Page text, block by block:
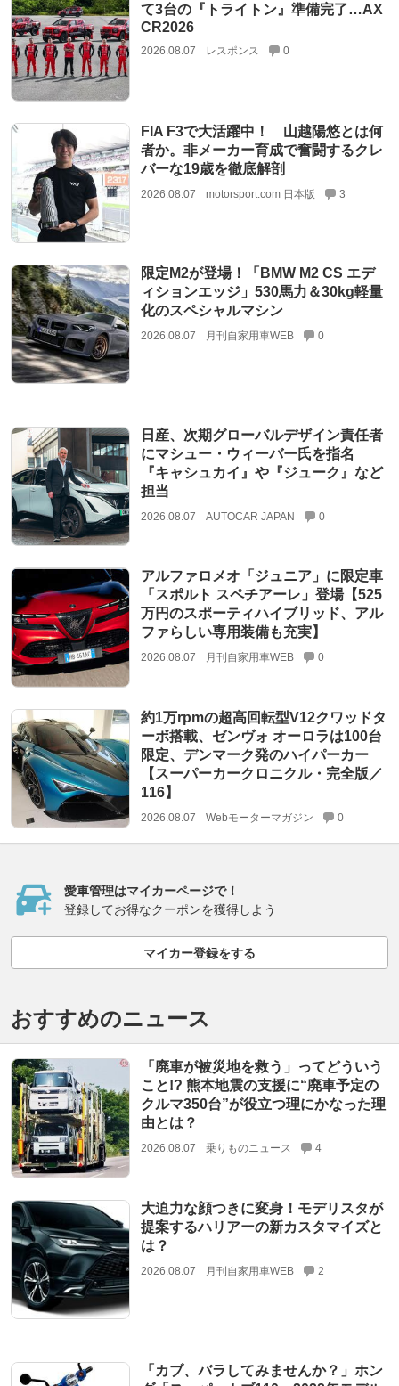
て3台の『トライトン』準備完了…AX
CR2026
2026.08.07 レスポンス 0
FIA F3で大活躍中！ 山越陽悠とは何
者か。非メーカー育成で奮闘するクレ
バーな19歳を徹底解剖
2026.08.07 motorsport.com 日本版 3
限定M2が登場！「BMW M2 CS エデ
ィションエッジ」530馬力＆30kg軽量
化のスペシャルマシン
2026.08.07 月刊自家用車WEB 0
日産、次期グローバルデザイン責任者
にマシュー・ウィーバー氏を指名
『キャシュカイ』や『ジューク』など
担当
2026.08.07 AUTOCAR JAPAN 0
アルファロメオ「ジュニア」に限定車
「スポルト スペチアーレ」登場【525
万円のスポーティハイブリッド、アル
ファらしい専用装備も充実】
2026.08.07 月刊自家用車WEB 0
約1万rpmの超高回転型V12クワッドタ
ーボ搭載、ゼンヴォ オーロラは100台
限定、デンマーク発のハイパーカー
【スーパーカークロニクル・完全版／
116】
2026.08.07 Webモーターマガジン 0
愛車管理はマイカーページで！
登録してお得なクーポンを獲得しよう
マイカー登録をする
おすすめのニュース
「廃車が被災地を救う」ってどういう
こと!? 熊本地震の支援に“廃車予定の
クルマ350台”が役立つ理にかなった理
由とは？
2026.08.07 乗りものニュース 4
大迫力な顔つきに変身！モデリスタが
提案するハリアーの新カスタマイズと
は？
2026.08.07 月刊自家用車WEB 2
「カブ、バラしてみませんか？」ホン